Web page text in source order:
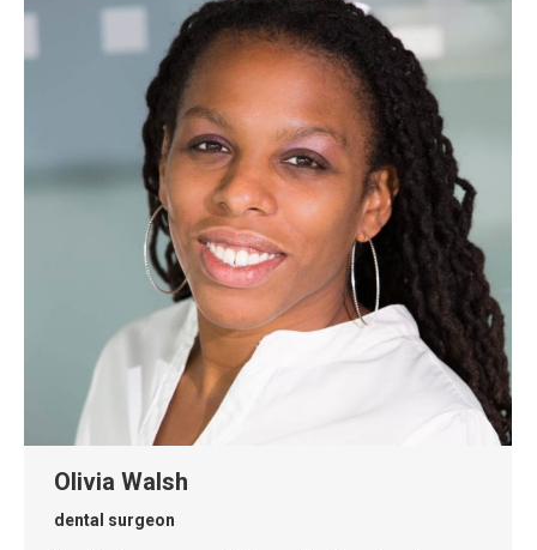
Olivia Walsh
dental surgeon